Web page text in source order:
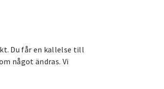
Du får en kallelse till
något ändras. Vi